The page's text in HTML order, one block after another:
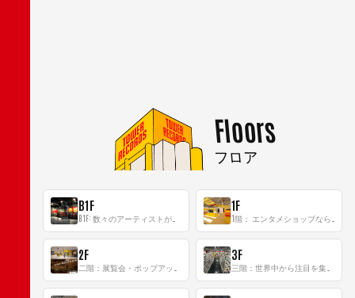
Floors
フロア
B1F 1F
2F 3F